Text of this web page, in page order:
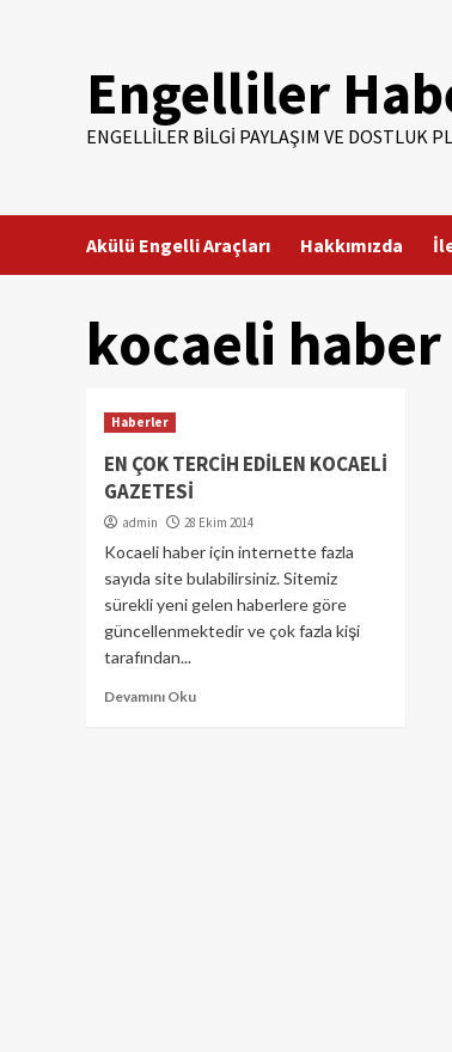
Engelliler
ENGELLILER BILGI PAYLAŞIM VE DOSTLUK
Akülü Engelli Araçları Hakkımızda
kocaeli haber
Haberler
EN ÇOK TERCİH EDİLEN KOCAELİ
GAZETESİ
admin 28 Ekim 2014
Kocaeli haber için internette fazla
sayıda site bulabilirsiniz. Sitemiz
sürekli yeni gelen haberlere göre
güncellenmektedir ve çok fazla kişi
tarafından...
Devamını Oku